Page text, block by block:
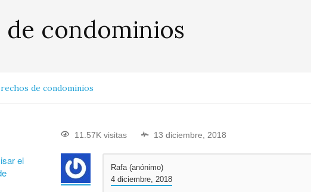
de condominios
de condominios
11.57K visitas 13 diciembre, 2018
Rafa (anónimo)
4 diciembre, 2018
el